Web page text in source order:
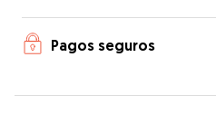
Pagos seguros